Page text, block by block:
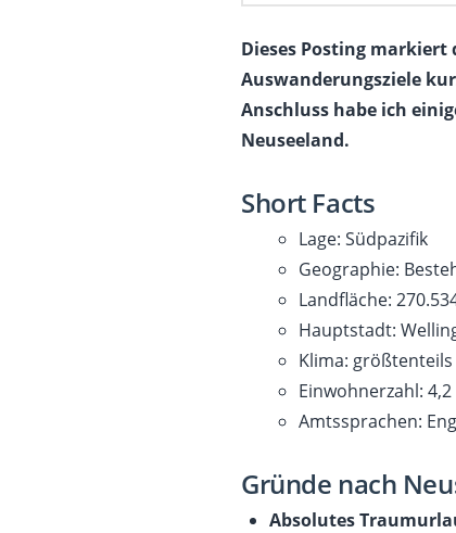
Dieses Posting
Auswanderungsziele
Anschluss habe ich
Neuseeland.
Short Facts
Lage: Südpazifik
Geographie:
Landfläche:
Hauptstadt:
Klima:
Einwohnerzahl:
Amtssprachen:
Gründe nach
Absolutes